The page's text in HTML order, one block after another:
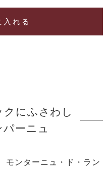
入れる
にふさわし
ーニュ
モンターニュ・ド・ラン